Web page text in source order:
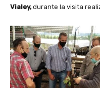
Vialey,durante la visita